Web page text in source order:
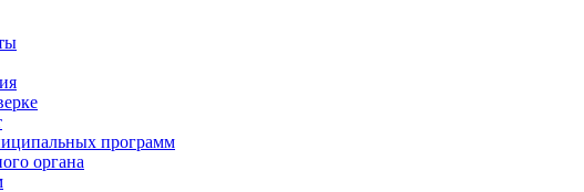
программ
органа